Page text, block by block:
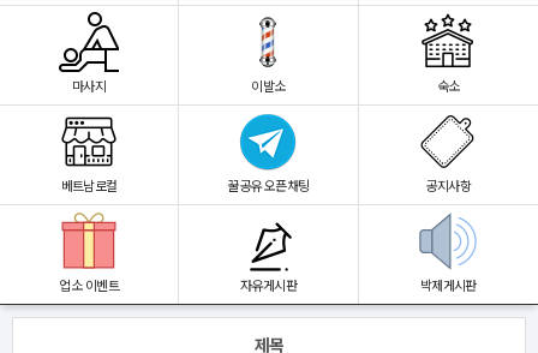
마사지 이발소 숙소
베트남로컬 꿀공유 오픈채팅 공지사항
업소 이벤트 자유게시판 박제게시판
제목